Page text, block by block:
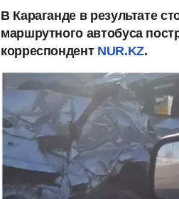
В Караганде в результате
маршрутного автобуса
корреспондент NUR.KZ.